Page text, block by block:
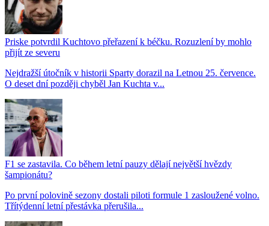
Priske potvrdil Kuchtovo přeřazení k béčku. Rozuzlení by mohlo
přijít ze severu
Nejdražší útočník v historii Sparty dorazil na Letnou 25. července.
O deset dní později chyběl Jan Kuchta v...
F1 se zastavila. Co během letní pauzy dělají největší hvězdy
šampionátu?
Po první polovině sezony dostali piloti formule 1 zasloužené volno.
Třítýdenní letní přestávka přerušila...